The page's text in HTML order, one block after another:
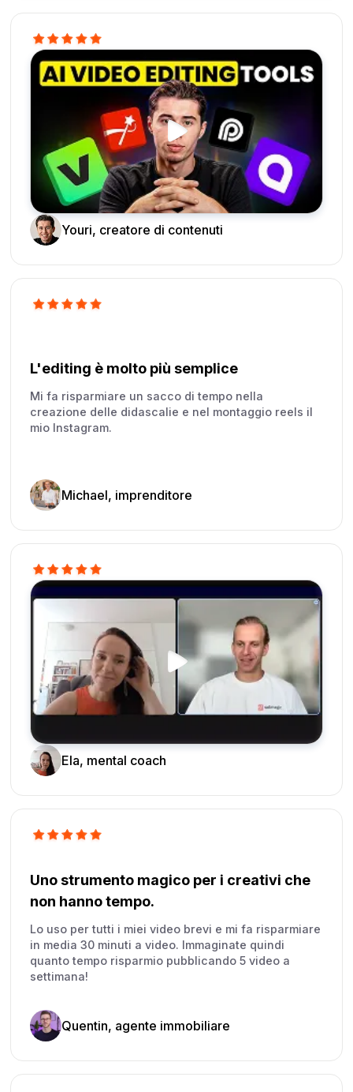
Youri, creatore di contenuti
L'editing è molto più semplice
Mi fa risparmiare un sacco di tempo nella
creazione delle didascalie e nel montaggio reels il
mio Instagram.
Michael, imprenditore
Ela, mental coach
Uno strumento magico per i creativi che
non hanno tempo.
Lo uso per tutti i miei video brevi e mi fa risparmiare
in media 30 minuti a video. Immaginate quindi
quanto tempo risparmio pubblicando 5 video a
settimana!
Quentin, agente immobiliare